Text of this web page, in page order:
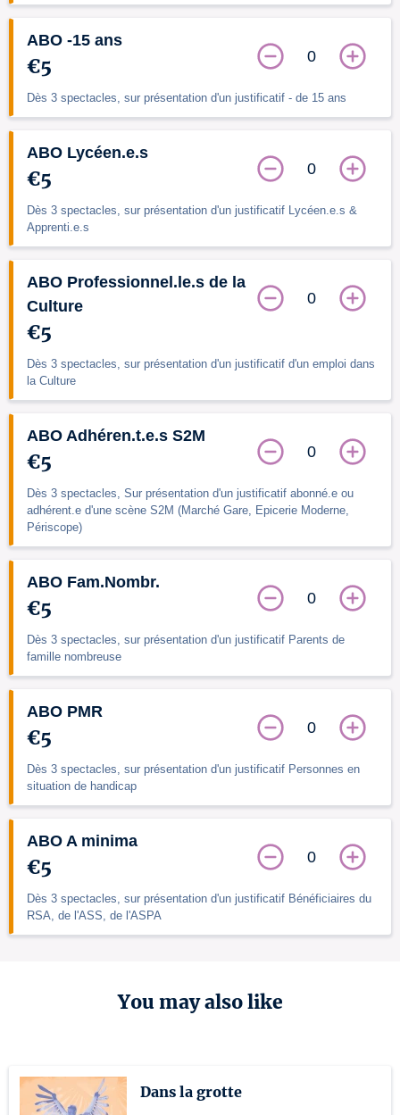
ABO -15 ans
€5
Dès 3 spectacles, sur présentation d'un justificatif - de 15 ans
0
ABO Lycéen.e.s
€5
Dès 3 spectacles, sur présentation d'un justificatif Lycéen.e.s &
Apprenti.e.s
0
ABO Professionnel.le.s de la
Culture
€5
Dès 3 spectacles, sur présentation d'un justificatif d'un emploi dans
la Culture
0
ABO Adhéren.t.e.s S2M
€5
Dès 3 spectacles, Sur présentation d'un justificatif abonné.e ou
adhérent.e d'une scène S2M (Marché Gare, Epicerie Moderne,
Périscope)
0
ABO Fam.Nombr.
€5
Dès 3 spectacles, sur présentation d'un justificatif Parents de
famille nombreuse
0
ABO PMR
€5
Dès 3 spectacles, sur présentation d'un justificatif Personnes en
situation de handicap
0
ABO A minima
€5
Dès 3 spectacles, sur présentation d'un justificatif Bénéficiaires du
RSA, de l'ASS, de l'ASPA
0
You may also like
Dans la grotte